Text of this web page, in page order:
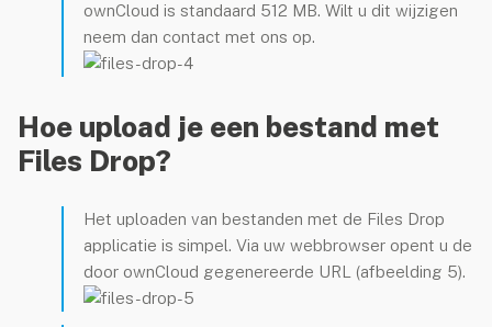
ownCloud is standaard 512 MB. Wilt u dit wijzigen
neem dan contact met ons op.
Hoe upload je een bestand met
Files Drop?
Het uploaden van bestanden met de Files Drop
applicatie is simpel. Via uw webbrowser opent u de
door ownCloud gegenereerde URL (afbeelding 5).
Nieuwsbrief
op afstand